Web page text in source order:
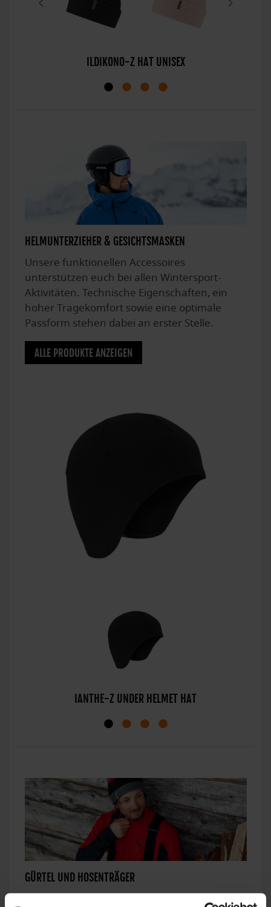
ILDIKONO-Z HAT UNISEX
HELMUNTERZIEHER & GESICHTSMASKEN
Unsere funktionellen Accessoires
unterstützen euch bei allen Wintersport-
Aktivitäten. Technische Eigenschaften, ein
hoher Tragekomfort sowie eine optimale
Passform stehen dabei an erster Stelle.
ALLE PRODUKTE ANZEIGEN
IANTHE-Z UNDER HELMET HAT
GÜRTEL UND HOSENTRÄGER
Unsere funktionellen ZIENER Gürtel und